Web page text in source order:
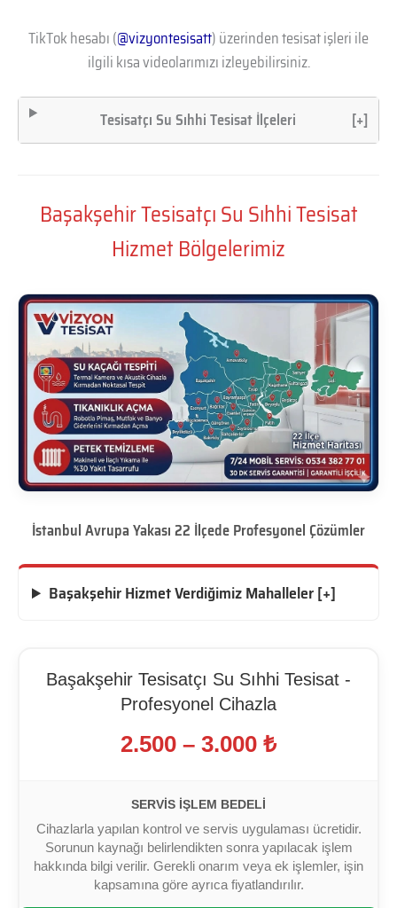
TikTok hesabı (@vizyontesisatt) üzerinden tesisat işleri ile
ilgili kısa videolarımızı izleyebilirsiniz.
Tesisatçı Su Sıhhi Tesisat İlçeleri [+]
Başakşehir Tesisatçı Su Sıhhi Tesisat
Hizmet Bölgelerimiz
İstanbul Avrupa Yakası 22 İlçede Profesyonel Çözümler
Başakşehir Hizmet Verdiğimiz Mahalleler [+]
Başakşehir Tesisatçı Su Sıhhi Tesisat -
Profesyonel Cihazla
2.500 – 3.000 ₺
SERVIS İŞLEM BEDELI
Cihazlarla yapılan kontrol ve servis uygulaması ücretidir.
Sorunun kaynağı belirlendikten sonra yapılacak işlem
hakkında bilgi verilir. Gerekli onarım veya ek işlemler, işin
kapsamına göre ayrıca fiyatlandırılır.